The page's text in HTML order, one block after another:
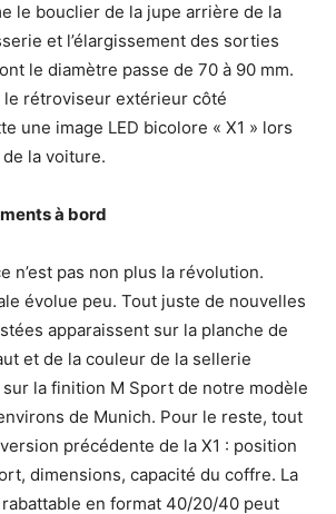
le bouclier de la jupe arrière de la
et l’élargissement des sorties
le diamètre passe de 70 à 90 mm.
le rétroviseur extérieur côté
une image LED bicolore « X1 » lors
la voiture.
à bord
n’est pas non plus la révolution.
évolue peu. Tout juste de nouvelles
apparaissent sur la planche de
et de la couleur de la sellerie
la finition M Sport de notre modèle
de Munich. Pour le reste, tout
précédente de la X1 : position
dimensions, capacité du coffre. La
en format 40/20/40 peut